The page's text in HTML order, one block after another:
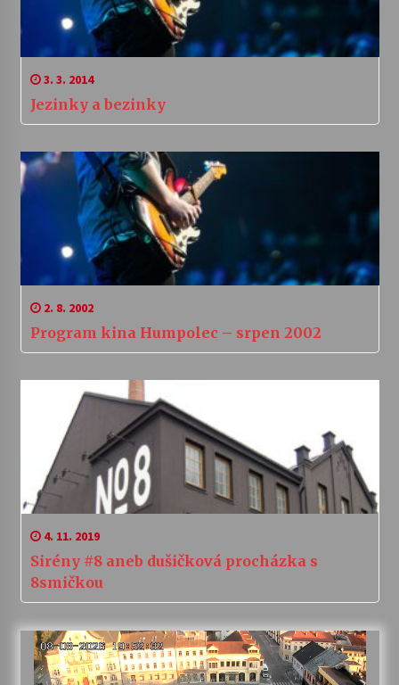
3. 3. 2014
Jezinky a bezinky
2. 8. 2002
Program kina Humpolec – srpen 2002
4. 11. 2019
Sirény #8 aneb dušičková procházka s
8smičkou